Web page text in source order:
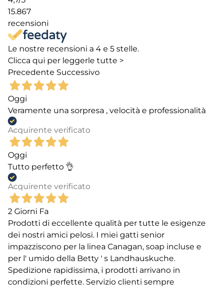
15.867
recensioni
Le nostre recensioni a 4 e 5 stelle.
Clicca qui per leggerle tutte >
Precedente Successivo
Oggi
Veramente una sorpresa , velocità e professionalità
Acquirente verificato
Oggi
Tutto perfetto 👌
Acquirente verificato
2 Giorni Fa
Prodotti di eccellente qualità per tutte le esigenze
dei nostri amici pelosi. I miei gatti senior
impazziscono per la linea Canagan, soap incluse e
per l' umido della Betty ' s Landhauskuche.
Spedizione rapidissima, i prodotti arrivano in
condizioni perfette. Servizio clienti sempre